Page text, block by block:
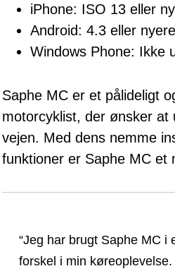
iPhone: ISO 13 eller
Android: 4.3 eller nyere
Windows Phone: Ikke
Saphe MC er et pålideligt
motorcyklist, der ønsker
vejen. Med dens nemme
funktioner er Saphe MC et
“Jeg har brugt Saphe MC i
forskel i min